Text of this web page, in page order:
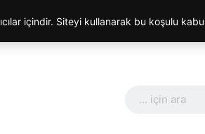
içindir. Siteyi kullanarak bu koşulu kabul